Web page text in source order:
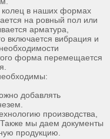
колец в наших формах
на ровный пол или
арматура,
включается вибрация и
форма перемещается
добавлять
производства,
мы даем документы
продукцию.